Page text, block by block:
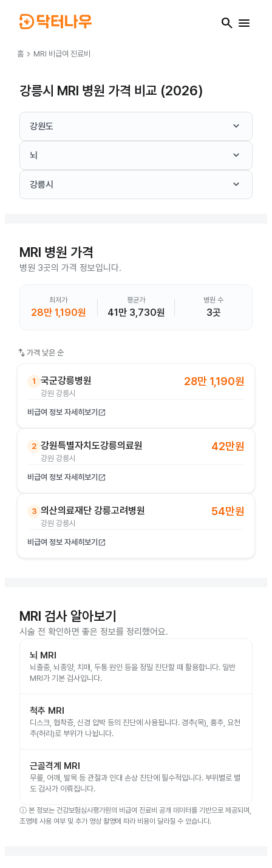
search menu
홈 chevron_right MRI 비급여 진료비
강릉시 MRI 병원 가격 비교 (2026)
강원도 keyboard_arrow_down
뇌 keyboard_arrow_down
강릉시 keyboard_arrow_down
MRI 병원 가격
병원 3곳의 가격 정보입니다.
최저가
28만 1,190원
평균가
41만 3,730원
병원 수
3곳
swap_vert 가격 낮은 순
1 국군강릉병원
강원 강릉시
28만 1,190원
비급여 정보 자세히보기 open_in_new
2 강원특별자치도강릉의료원
강원 강릉시
42만원
비급여 정보 자세히보기 open_in_new
3 의산의료재단 강릉고려병원
강원 강릉시
54만원
비급여 정보 자세히보기 open_in_new
MRI 검사 알아보기
시술 전 확인하면 좋은 정보를 정리했어요.
뇌 MRI
뇌졸중, 뇌종양, 치매, 두통 원인 등을 정밀 진단할 때 활용합니다. 일반
MRI가 기본 검사입니다.
척추 MRI
디스크, 협착증, 신경 압박 등의 진단에 사용됩니다. 경추(목), 흉추, 요천
추(허리)로 부위가 나뉩니다.
근골격계 MRI
무릎, 어깨, 발목 등 관절과 인대 손상 진단에 필수적입니다. 부위별로 별
도 검사가 이뤄집니다.
ⓘ 본 정보는 건강보험심사평가원의 비급여 진료비 공개 데이터를 기반으로 제공되며,
조영제 사용 여부 및 추가 영상 촬영에 따라 비용이 달라질 수 있습니다.